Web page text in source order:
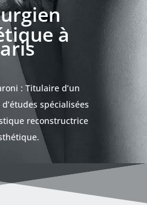
à
: Titulaire d’un
spécialisées
reconstructrice